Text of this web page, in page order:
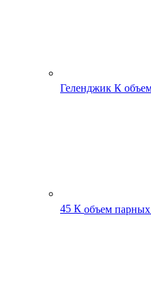
Геленджик К
45 К объем